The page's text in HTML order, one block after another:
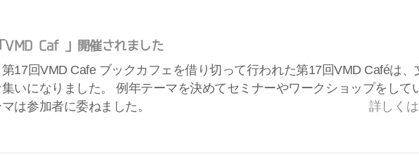
VMD Café」開催されました
17回VMD Cafe ブックカフェを借り切って行われた第17回VMD Caféは、
いになりました。 例年テーマを決めてセミナーやワークショップをして
は参加者に委ねました。
詳しく